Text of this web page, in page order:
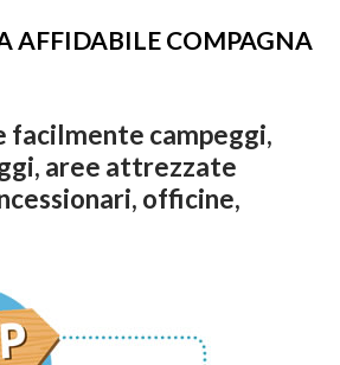
AFFIDABILE COMPAGNA
facilmente campeggi,
aree attrezzate
officine,